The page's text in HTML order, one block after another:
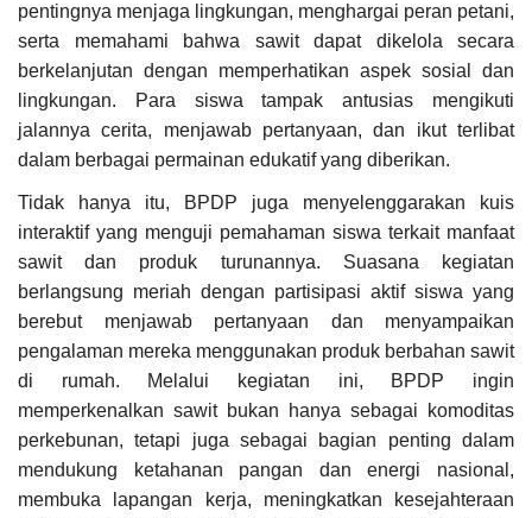
pentingnya menjaga lingkungan, menghargai peran petani,
serta memahami bahwa sawit dapat dikelola secara
berkelanjutan dengan memperhatikan aspek sosial dan
lingkungan. Para siswa tampak antusias mengikuti
jalannya cerita, menjawab pertanyaan, dan ikut terlibat
dalam berbagai permainan edukatif yang diberikan.
Tidak hanya itu, BPDP juga menyelenggarakan kuis
interaktif yang menguji pemahaman siswa terkait manfaat
sawit dan produk turunannya. Suasana kegiatan
berlangsung meriah dengan partisipasi aktif siswa yang
berebut menjawab pertanyaan dan menyampaikan
pengalaman mereka menggunakan produk berbahan sawit
di rumah. Melalui kegiatan ini, BPDP ingin
memperkenalkan sawit bukan hanya sebagai komoditas
perkebunan, tetapi juga sebagai bagian penting dalam
mendukung ketahanan pangan dan energi nasional,
membuka lapangan kerja, meningkatkan kesejahteraan